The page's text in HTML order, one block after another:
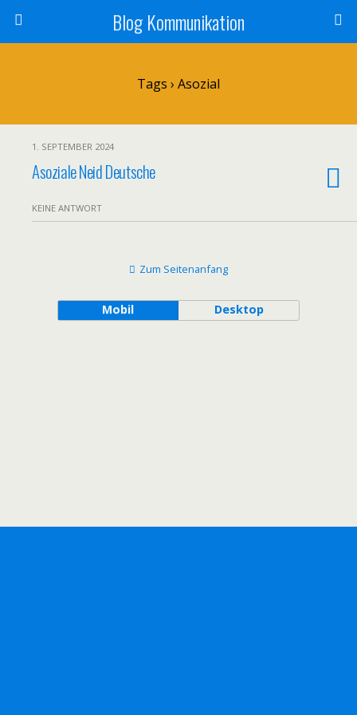
Blog Kommunikation
Tags › Asozial
1. SEPTEMBER 2024
Asoziale Neid Deutsche
KEINE ANTWORT
Zum Seitenanfang
Mobil Desktop